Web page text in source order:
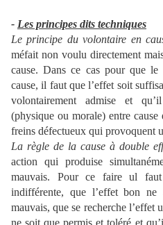
- Les principes dits techniques
Le principe du volontaire en
méfait non voulu directement
cause. Dans ce cas pour que
cause, il faut que l’effet soit
volontairement admise et
(physique ou morale) entre
freins défectueux qui provoquent
La règle de la cause à double
action qui produise
mauvais. Pour ce faire ul
indifférente, que l’effet bon
mauvais, que se recherche l’effet
ne soit que permis et toléré et